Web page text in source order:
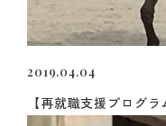
2019.04.04
【再就職支援プログ